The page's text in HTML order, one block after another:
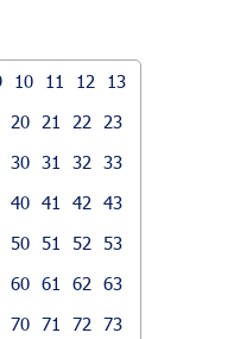
10 11 12
13
20 21 22
23
30 31 32
33
40 41 42
43
50 51 52
53
60 61 62
63
70 71 72
73